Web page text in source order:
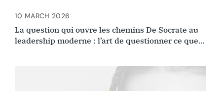
La question qui ouvre les chemins De Socrate au
leadership moderne : l’art de questionner ce que
10 MARCH 2026